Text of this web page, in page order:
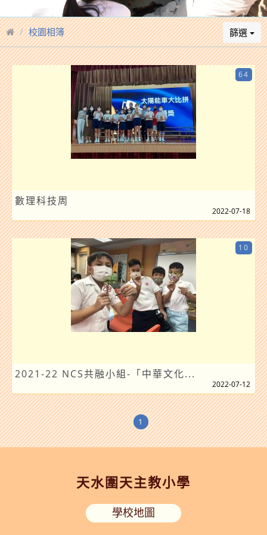
校園相簿 篩選
數理科技周
64
2022-07-18
2021-22 NCS共融小組-「中華文化...
10
2022-07-12
1
天水圍天主教小學
學校地圖